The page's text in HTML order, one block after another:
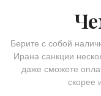
Берите с собой
Ирана санкции
даже сможете
скорее